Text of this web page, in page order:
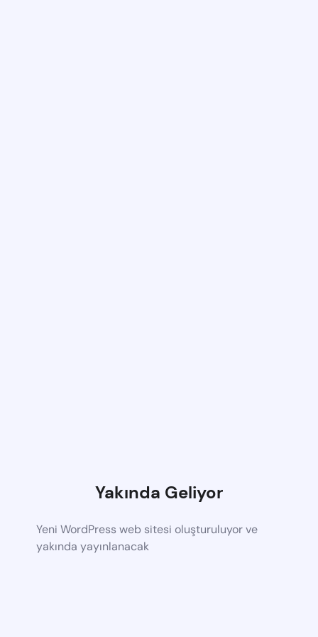
Yakında Geliyor
Yeni WordPress web sitesi oluşturuluyor ve
yakında yayınlanacak